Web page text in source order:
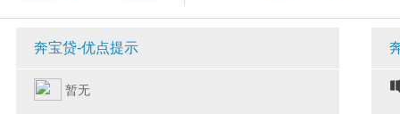
奔宝贷-优点提示
暂无